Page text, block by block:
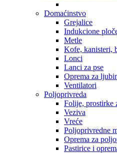
Domaćinstvo
Grejalice
Indukcione
Metle
Kofe, kanisteri,
Lonci
Lanci za pse
Oprema za
Ventilatori
Poljoprivreda
Folije, prostirke
Veziva
Vreće
Poljoprivredne
Oprema za
Pastirice i